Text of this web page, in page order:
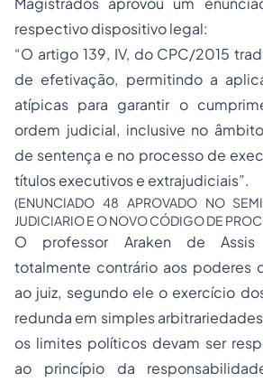
respectivo dispositivo legal:
“O artigo 139, IV, do CPC/2015
de efetivação, permitindo a
atípicas para garantir o
ordem judicial, inclusive no
de sentença e no processo de
títulos executivos e extrajudiciais”.
(ENUNCIADO 48 APROVADO NO
JUDICIARIO E O NOVO CÓDIGO DE
O professor Araken de Assis
totalmente contrário aos poderes
ao juiz, segundo ele o exercício
redunda em simples
os limites políticos devam ser
ao princípio da